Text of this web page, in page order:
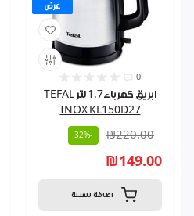
عرض
0
ابريق كهرباء1.7 لتر TEFAL
INOX KL150D27
₪220.00
-32%
₪149.00
اضافة للسلة